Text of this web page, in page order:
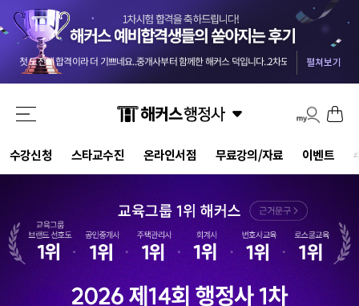
교수님들 덕분에 안전하게 합격했습니다 :) 마킹실수를 10개넘게 해야 떨어질 점수네요 ㅎㅎㅎ
올 4월부터 준비를 했던터라 자신도 없었는데 해커스와 함께해서인지 합격했습니다. 자격증 준비는 역시 해커스입니다.
3개월만에 해커스 인강으로 평균 62점! 합격 하였습니다. -
드라마틱한 합격이었습니다. 교수님들 수고하셨습니다.-pi********g
교수님들 덕분에 안전하게 합격했습니다 :) 마킹실수를 10개넘게 해야 떨어질 점수네요 ㅎㅎㅎ
-
펼쳐보기
수강신청 스타교수진 온라인서점 무료강의/자료 이벤트